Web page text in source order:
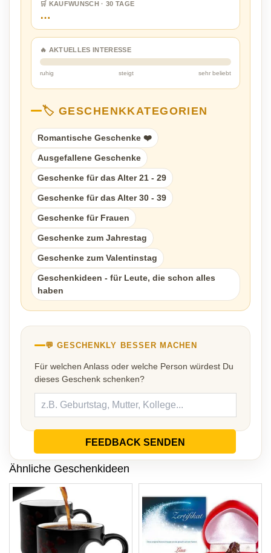
🛒 KAUFWUNSCH · 30 TAGE
…
🔥 AKTUELLES INTERESSE
ruhig steigt sehr beliebt
🏷️ GESCHENKKATEGORIEN
Romantische Geschenke ❤️
Ausgefallene Geschenke
Geschenke für das Alter 21 - 29
Geschenke für das Alter 30 - 39
Geschenke für Frauen
Geschenke zum Jahrestag
Geschenke zum Valentinstag
Geschenkideen - für Leute, die schon alles
haben
💬 GESCHENKLY BESSER MACHEN
Für welchen Anlass oder welche Person würdest Du
dieses Geschenk schenken?
FEEDBACK SENDEN
Ähnliche Geschenkideen